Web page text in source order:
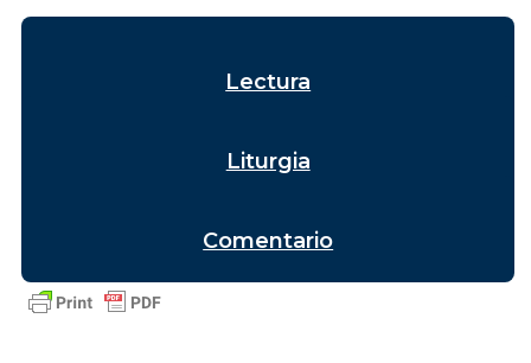
Lectura
Liturgia
Comentario